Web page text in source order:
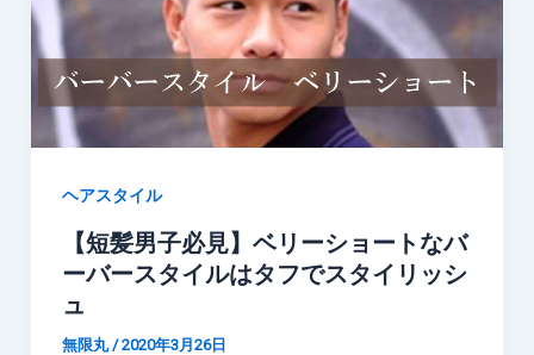
ヘアスタイル
【短髪男子必見】ベリーショートなバ
ーバースタイルはタフでスタイリッシ
ュ
無限丸 /2020年3月26日